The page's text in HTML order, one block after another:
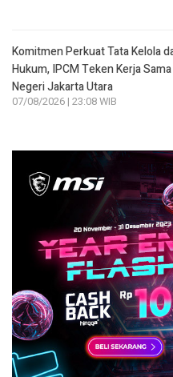
Komitmen Perkuat Tata Kelola
Hukum, IPCM Teken Kerja
Negeri Jakarta Utara
07/08/2026 | 23:08 WIB